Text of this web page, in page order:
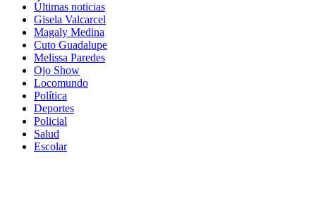
Últimas noticias
Gisela Valcarcel
Magaly Medina
Cuto Guadalupe
Melissa Paredes
Ojo Show
Locomundo
Política
Deportes
Policial
Salud
Escolar